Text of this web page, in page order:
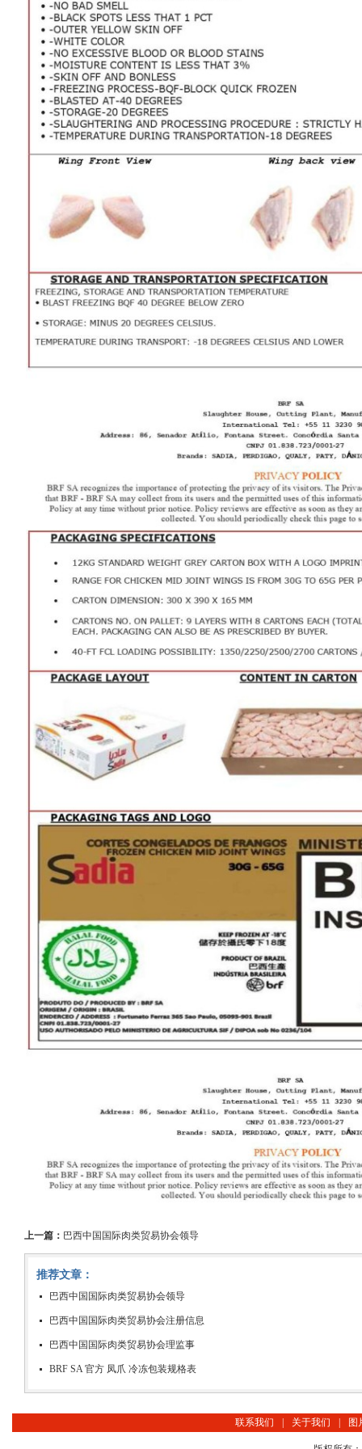
上一篇： 巴西中国国际肉类贸易协会领导
推荐文章：
巴西中国国际肉类贸易协会领导
巴西中国国际肉类贸易协会注册信息
巴西中国国际肉类贸易协会理监事
BRF SA 官方 凤爪 冷冻包装规格表
联系我们 关于我们 图